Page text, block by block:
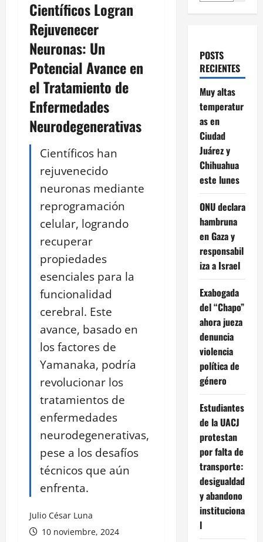
Científicos Logran
Rejuvenecer
Neuronas: Un
Potencial Avance en
el Tratamiento de
Enfermedades
Neurodegenerativas
Científicos han
rejuvenecido
neuronas mediante
reprogramación
celular, logrando
recuperar
propiedades
esenciales para la
funcionalidad
cerebral. Este
avance, basado en
los factores de
Yamanaka, podría
revolucionar los
tratamientos de
enfermedades
neurodegenerativas,
pese a los desafíos
técnicos que aún
enfrenta.
Julio César Luna
10 noviembre, 2024
POSTS
RECIENTES
Muy altas
temperatur
as en
Ciudad
Juárez y
Chihuahua
este lunes
ONU declara
hambruna
en Gaza y
responsabil
iza a Israel
Exabogada
del “Chapo”
ahora jueza
denuncia
violencia
política de
género
Estudiantes
de la UACJ
protestan
por falta de
transporte:
desigualdad
y abandono
instituciona
l